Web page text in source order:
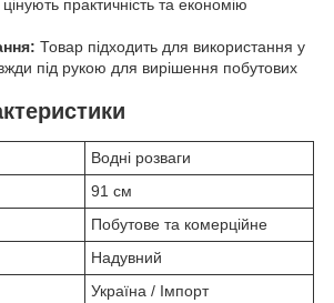
практичність та економію
Товар підходить для використання у
під рукою для вирішення побутових
Водні розваги
91 см
Побутове та комерційне
Надувний
Україна / Імпорт